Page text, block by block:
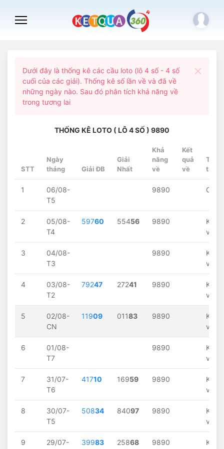
Dưới đây là thống kê các cầu loto (lô 4 số - 4 số
cuối của các giải). Thống kê số lần về và đã về
những ngày nào. Sau đó phân tích khả năng về
trong tương lai
THỐNG KÊ LOTO ( LÔ 4 SỐ ) 9890
STT
Ngày
tháng
Giải ĐB
Giải
Nhất
Khả
năng
về
Kết
quả
về
Trạng
thái
1
06/08-
T5
9890
2
05/08-
T4
59760 55456 9890
về
3
04/08-
T3
9890
về
4
03/08-
T2
79247 27241 9890
về
5
02/08-
CN
11909 01183 9890
về
6
01/08-
T7
9890
về
7
31/07-
T6
41710 16959 9890
về
8
30/07-
T5
50834 84097 9890
về
9
29/07-
39983 25868 9890